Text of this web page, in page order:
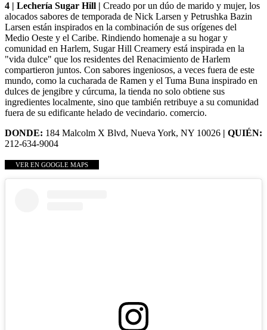
4 | Lechería Sugar Hill | Creado por un dúo de marido y mujer, los
alocados sabores de temporada de Nick Larsen y Petrushka Bazin
Larsen están inspirados en la combinación de sus orígenes del
Medio Oeste y el Caribe. Rindiendo homenaje a su hogar y
comunidad en Harlem, Sugar Hill Creamery está inspirada en la
"vida dulce" que los residentes del Renacimiento de Harlem
compartieron juntos. Con sabores ingeniosos, a veces fuera de este
mundo, como la cucharada de Ramen y el Tuma Buna inspirado en
dulces de jengibre y cúrcuma, la tienda no solo obtiene sus
ingredientes localmente, sino que también retribuye a su comunidad
fuera de su edificante helado de vecindario. comercio.
DONDE: 184 Malcolm X Blvd, Nueva York, NY 10026 | QUIÉN:
212-634-9004
VER EN GOOGLE MAPS